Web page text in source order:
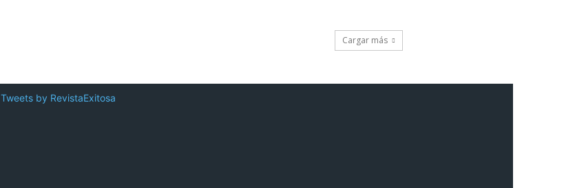
Cargar más
Tweets by RevistaExitosa